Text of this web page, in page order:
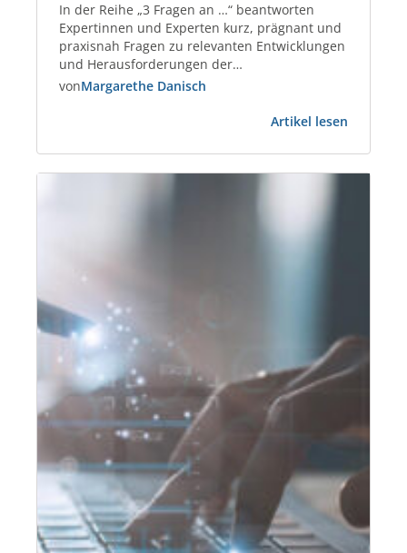
In der Reihe „3 Fragen an …“ beantworten
Expertinnen und Experten kurz, prägnant und
praxisnah Fragen zu relevanten Entwicklungen
und Herausforderungen der
Gewerbeimmobilien-Branche. Nils Hillemann
über 10 Jahren in der Immobilienbranche tätig.
Communication Services GmbH als Leiter
Corporate Real Estate/Head of Corporate…
vonMargarethe Danisch
Artikel lesen
Fragen
an